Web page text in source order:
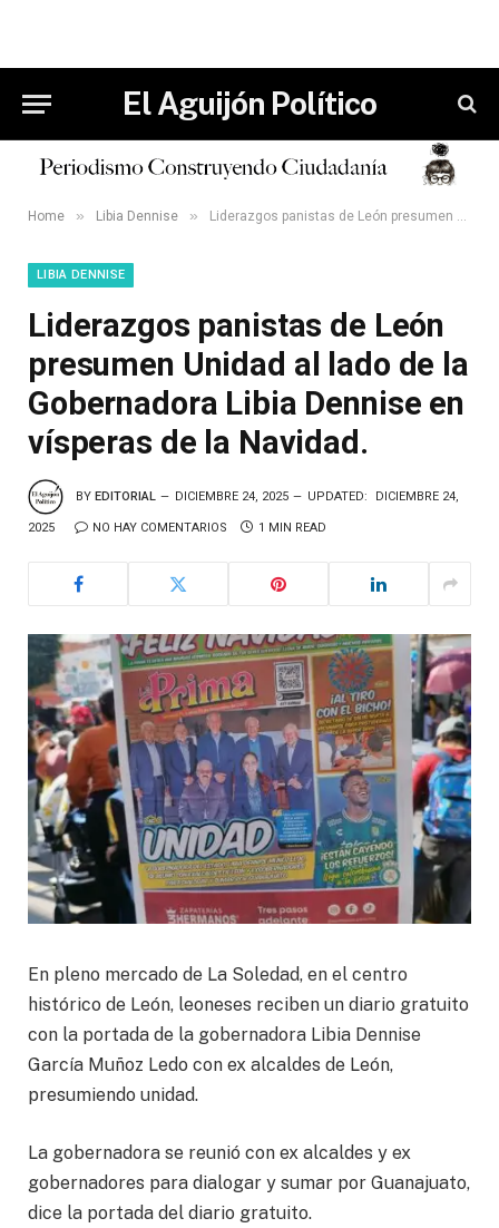
El Aguijón Político
Home » Libia Dennise » Liderazgos panistas de León presumen Unidad al lado de la Gobernadora Libia Dennise en vísperas de la Navidad.
LIBIA DENNISE
Liderazgos panistas de León
presumen Unidad al lado de la
Gobernadora Libia Dennise en
vísperas de la Navidad.
BY EDITORIAL DICIEMBRE 24, 2025 UPDATED: DICIEMBRE 24,
2025 NO HAY COMENTARIOS 1 MIN READ
En pleno mercado de La Soledad, en el centro
histórico de León, leoneses reciben un diario gratuito
con la portada de la gobernadora Libia Dennise
García Muñoz Ledo con ex alcaldes de León,
presumiendo unidad.
La gobernadora se reunió con ex alcaldes y ex
gobernadores para dialogar y sumar por Guanajuato,
dice la portada del diario gratuito.